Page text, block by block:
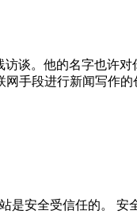
谈。他的名字也许
手段进行新闻写作
安全受信任的。